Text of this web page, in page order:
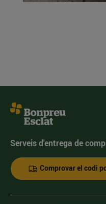
Serveis d'entrega de
Comprovar el codi